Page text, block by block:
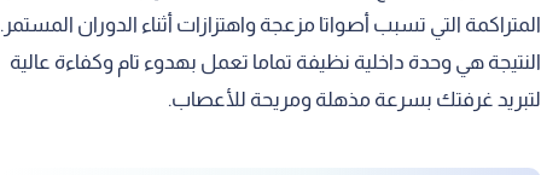
المتراكمة التي تسبب أصواتا مزعجة واهتزازات أثناء الدوران المستمر.
النتيجة هي وحدة داخلية نظيفة تماما تعمل بهدوء تام وكفاءة عالية
لتبريد غرفتك بسرعة مذهلة ومريحة للأعصاب.